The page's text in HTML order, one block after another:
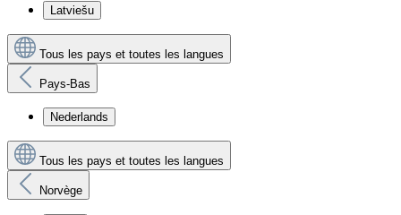
Latviešu
Tous les pays et toutes les langues
Pays-Bas
Nederlands
Tous les pays et toutes les langues
Norvège